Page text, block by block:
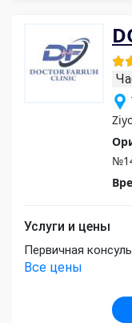
Услуги и цены
Первичная
Все цены